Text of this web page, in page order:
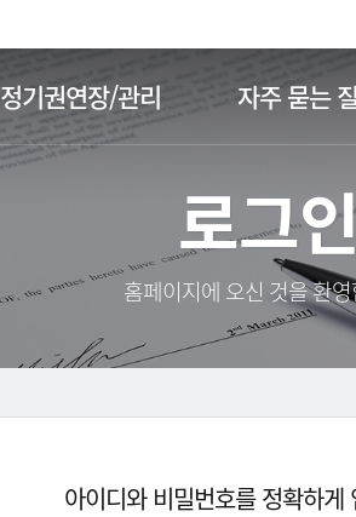
정기권연장/관리 자주 묻는
로그
홈페이지에 오신 것을 환
아이디와 비밀번호를 정확하게